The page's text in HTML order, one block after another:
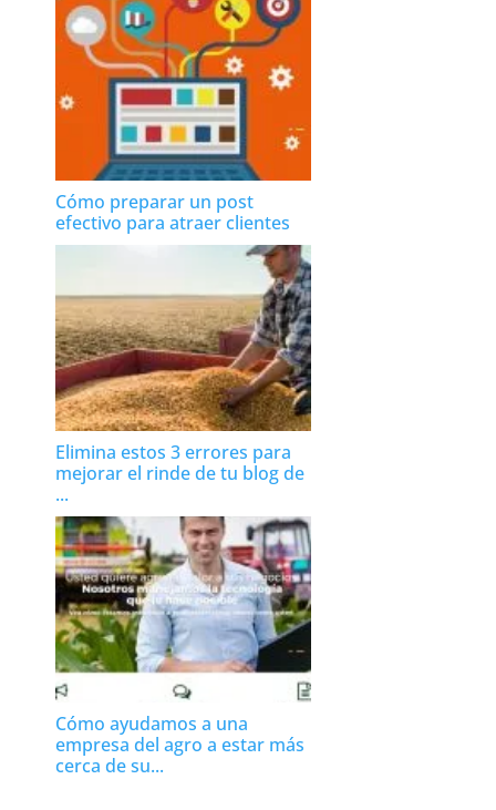
Cómo preparar un post
efectivo para atraer clientes
Elimina estos 3 errores para
mejorar el rinde de tu blog de
...
Cómo ayudamos a una
empresa del agro a estar más
cerca de su...